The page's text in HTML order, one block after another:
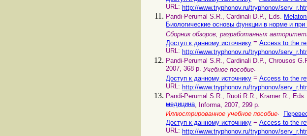
URL: http://www.tryphonov.ru/tryphonov/
Pandi-Perumal S.R., Cardinali D.P., Eds.
Биологические основы функции в норме и при
Сборник обзоров, разработанных
Доступ к данному источнику = Access to the
URL: http://www.tryphonov.ru/tryphonov/
Pandi-Perumal S.R., Cardinali D.P., Chrousos
2007, 368 p. Учебное пособие.
Доступ к данному источнику = Access to the
URL: http://www.tryphonov.ru/tryphonov/
Pandi-Perumal S.R., Ruoti R.R., Kramer R., Eds.
медицина, Informa, 2007, 299 p.
Иллюстрированное учебное пособие.
Доступ к данному источнику = Access to the
URL: http://www.tryphonov.ru/tryphonov/